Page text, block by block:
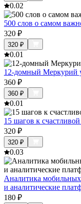
0.02
500 слов о самом
320 ₽
320 ₽
0.01
12-домный Меркурий
360 ₽
360 ₽
0.01
15 шагов к
320 ₽
320 ₽
0.03
Аналитика
и аналитические
180 ₽